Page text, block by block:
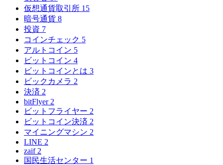
仮想通貨取引所 15
暗号通貨 8
投資 7
コインチェック 5
アルトコイン 5
ビットコイン 4
ビットコインとは 3
ビックカメラ 2
決済 2
bitFlyer 2
ビットフライヤー 2
ビットコイン決済 2
マイニングマシン 2
LINE 2
zaif 2
国民生活センター 1